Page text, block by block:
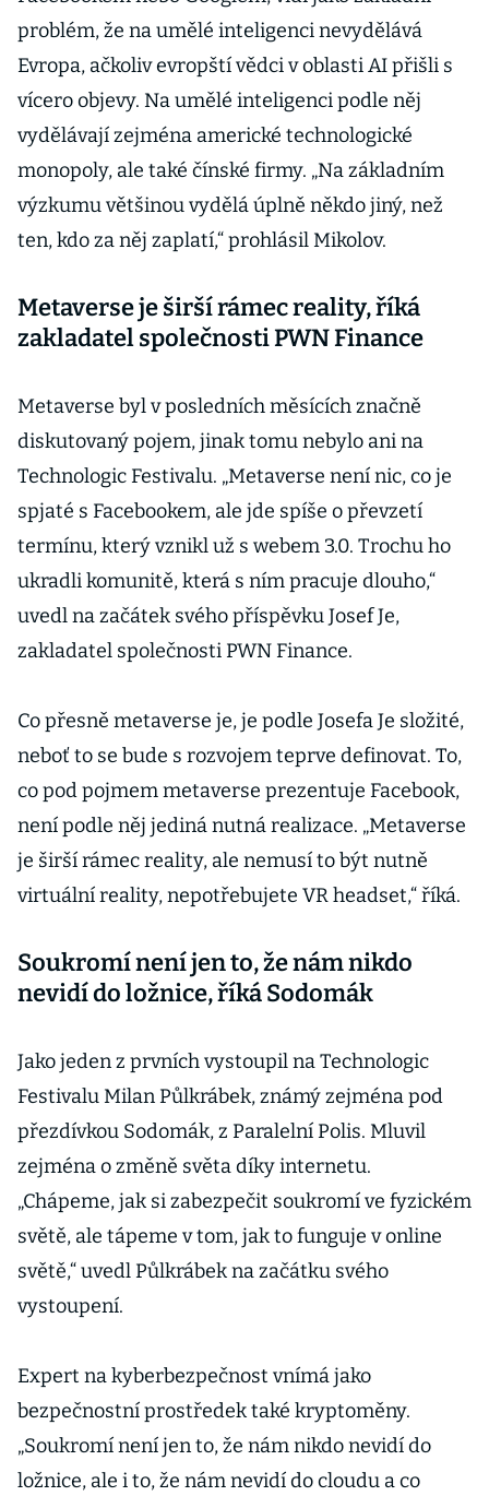
problém, že na umělé inteligenci nevydělává
Evropa, ačkoliv evropští vědci v oblasti AI přišli s
vícero objevy. Na umělé inteligenci podle něj
vydělávají zejména americké technologické
monopoly, ale také čínské firmy. „Na základním
výzkumu většinou vydělá úplně někdo jiný, než
ten, kdo za něj zaplatí,“ prohlásil Mikolov.
Metaverse je širší rámec reality, říká
zakladatel společnosti PWN Finance
Metaverse byl v posledních měsících značně
diskutovaný pojem, jinak tomu nebylo ani na
Technologic Festivalu. „Metaverse není nic, co je
spjaté s Facebookem, ale jde spíše o převzetí
termínu, který vznikl už s webem 3.0. Trochu ho
ukradli komunitě, která s ním pracuje dlouho,“
uvedl na začátek svého příspěvku Josef Je,
zakladatel společnosti PWN Finance.
Co přesně metaverse je, je podle Josefa Je složité,
neboť to se bude s rozvojem teprve definovat. To,
co pod pojmem metaverse prezentuje Facebook,
není podle něj jediná nutná realizace. „Metaverse
je širší rámec reality, ale nemusí to být nutně
virtuální reality, nepotřebujete VR headset,“ říká.
Soukromí není jen to, že nám nikdo
nevidí do ložnice, říká Sodomák
Jako jeden z prvních vystoupil na Technologic
Festivalu Milan Půlkrábek, známý zejména pod
přezdívkou Sodomák, z Paralelní Polis. Mluvil
zejména o změně světa díky internetu.
„Chápeme, jak si zabezpečit soukromí ve fyzickém
světě, ale tápeme v tom, jak to funguje v online
světě,“ uvedl Půlkrábek na začátku svého
vystoupení.
Expert na kyberbezpečnost vnímá jako
bezpečnostní prostředek také kryptoměny.
„Soukromí není jen to, že nám nikdo nevidí do
ložnice, ale i to, že nám nevidí do cloudu a co